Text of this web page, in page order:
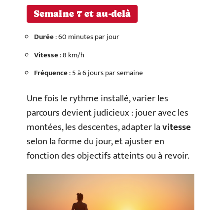
Semaine 7 et au-delà
Durée: 60 minutes par jour
Vitesse: 8 km/h
Fréquence: 5 à 6 jours par semaine
Une fois le rythme installé, varier les
parcours devient judicieux : jouer avec les
montées, les descentes, adapter lavitesse
selon la forme du jour, et ajuster en
fonction des objectifs atteints ou à revoir.